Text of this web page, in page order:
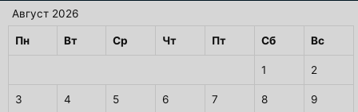
Август 2026
Пн Вт Ср Чт Пт Сб Вс
1 2
3 4 5 6 7 8 9